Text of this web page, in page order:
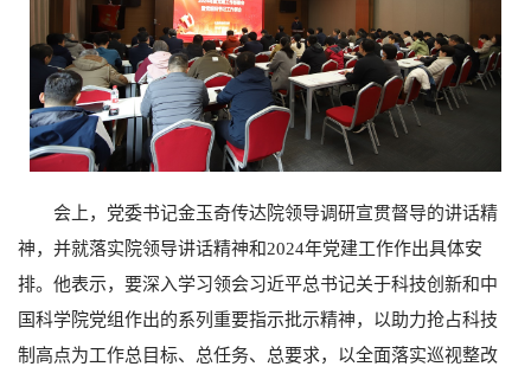
会上，党委书记金玉奇传达院领导调研宣贯督导的讲话精
神，并就落实院领导讲话精神和2024年党建工作作出具体安
排。他表示，要深入学习领会习近平总书记关于科技创新和中
国科学院党组作出的系列重要指示批示精神，以助力抢占科技
制高点为工作总目标、总任务、总要求，以全面落实巡视整改